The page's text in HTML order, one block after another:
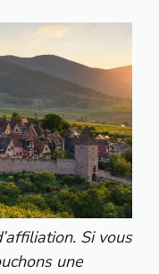
Si vous
une